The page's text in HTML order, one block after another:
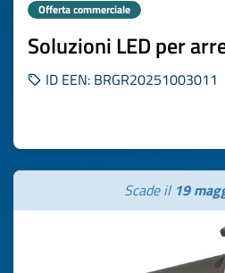
Offerta commerciale
Soluzioni LED per
ID EEN: BRGR20251003011
Scade il 19